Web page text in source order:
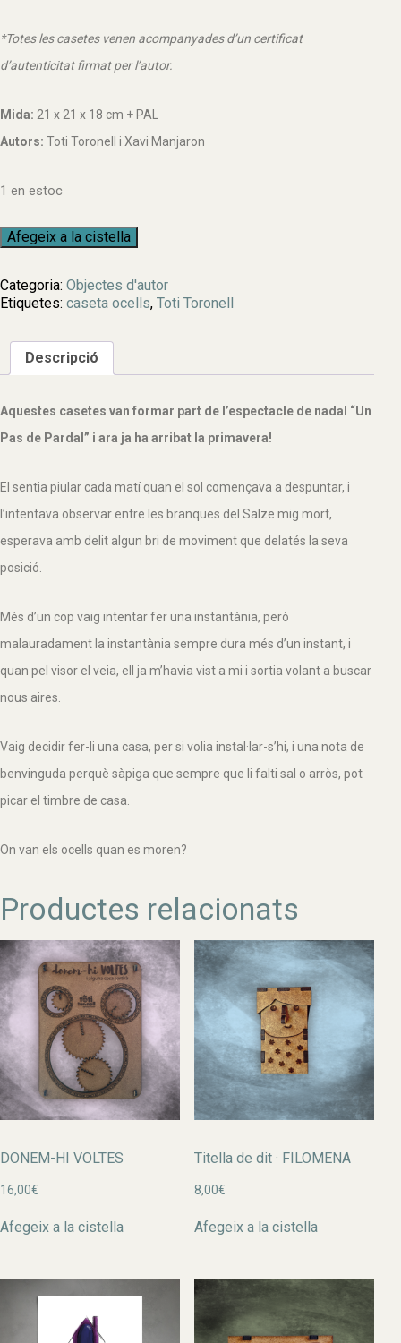
*Totes les casetes venen acompanyades d’un certificat
d’autenticitat firmat per l’autor.
Mida: 21 x 21 x 18 cm + PAL
Autors: Toti Toronell i Xavi Manjaron
1 en estoc
quantitat
de
d'ocells
·
DEL
ROURE
VELL,
·
Afegeix a la cistella
Categoria: Objectes d'autor
Etiquetes: caseta ocells, Toti Toronell
Descripció
Aquestes casetes van formar part de l’espectacle de nadal “Un
Pas de Pardal” i ara ja ha arribat la primavera!
El sentia piular cada matí quan el sol començava a despuntar, i
l’intentava observar entre les branques del Salze mig mort,
esperava amb delit algun bri de moviment que delatés la seva
posició.
Més d’un cop vaig intentar fer una instantània, però
malauradament la instantània sempre dura més d’un instant, i
quan pel visor el veia, ell ja m’havia vist a mi i sortia volant a buscar
nous aires.
Vaig decidir fer-li una casa, per si volia instal·lar-s’hi, i una nota de
benvinguda perquè sàpiga que sempre que li falti sal o arròs, pot
picar el timbre de casa.
On van els ocells quan es moren?
Productes relacionats
DONEM-HI VOLTES
16,00€
Afegeix a la cistella
Titella de dit · FILOMENA
8,00€
Afegeix a la cistella